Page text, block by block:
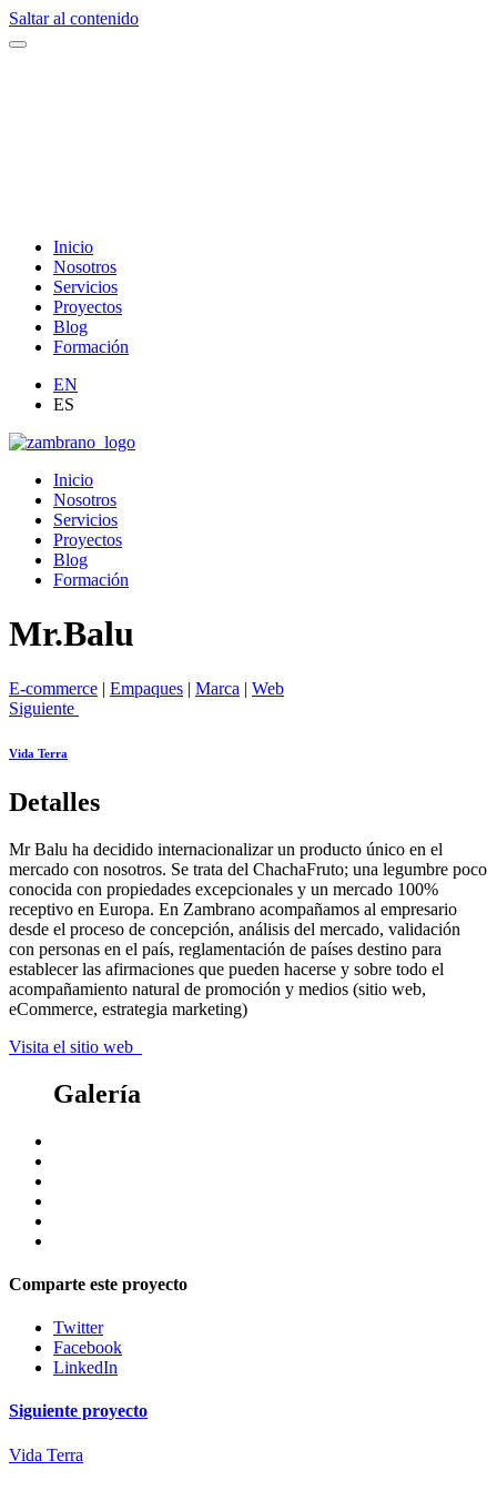
Saltar al contenido
Inicio
Nosotros
Servicios
Proyectos
Blog
Formación
EN
ES
Inicio
Nosotros
Servicios
Proyectos
Blog
Formación
Mr.Balu
E-commerce | Empaques | Marca | Web
Siguiente
Vida Terra
Detalles
Mr Balu ha decidido internacionalizar un producto único en el
mercado con nosotros. Se trata del ChachaFruto; una legumbre poco
conocida con propiedades excepcionales y un mercado 100%
receptivo en Europa. En Zambrano acompañamos al empresario
desde el proceso de concepción, análisis del mercado, validación
con personas en el país, reglamentación de países destino para
establecer las afirmaciones que pueden hacerse y sobre todo el
acompañamiento natural de promoción y medios (sitio web,
eCommerce, estrategia marketing)
Visita el sitio web
Galería
Comparte este proyecto
Twitter
Facebook
LinkedIn
Siguiente proyecto
Vida Terra